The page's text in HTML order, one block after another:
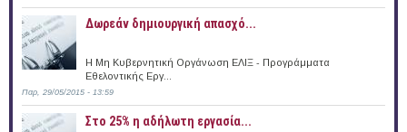
Δωρεάν δημιουργική απασχό...
Η Μη Κυβερνητική Οργάνωση ΕΛΙΞ - Προγράμματα
Εθελοντικής Εργ...
Παρ, 29/05/2015 - 13:59
Στο 25% η αδήλωτη εργασία...